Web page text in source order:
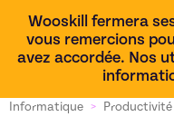
Wooskill fermera
vous remercions
avez accordée. Nos
Informatique >